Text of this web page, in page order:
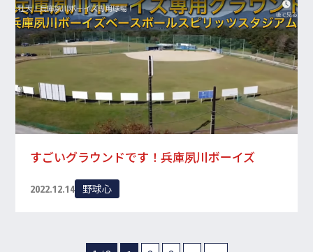
すごいグラウンドです！兵庫夙川ボーイズ
2022.12.14 野球心